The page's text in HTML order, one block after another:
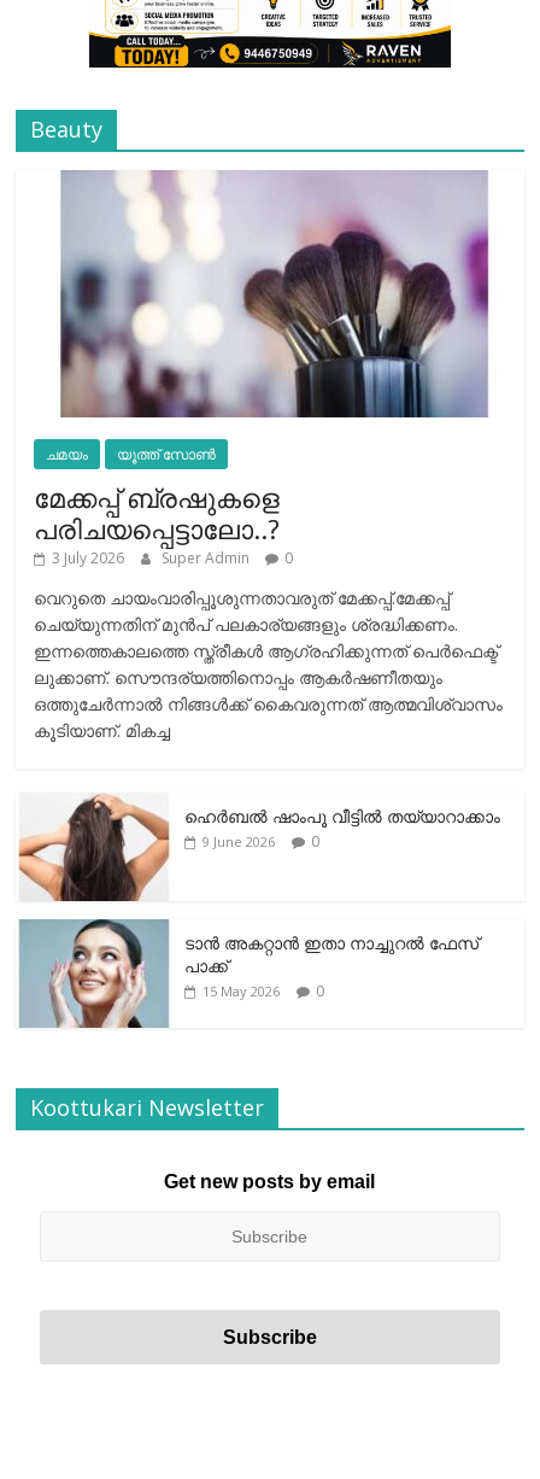
Beauty
ചമയം യൂത്ത് സോൺ
മേക്കപ്പ് ബ്രഷുകളെ
പരിചയപ്പെട്ടാലോ..?
3 July 2026 Super Admin 0
വെറുതെ ചായംവാരിപ്പൂശുന്നതാവരുത് മേക്കപ്പ്.മേക്കപ്പ്
ചെയ്യുന്നതിന് മുന്‍പ് പലകാര്യങ്ങളും ശ്രദ്ധിക്കണം.
ഇന്നത്തെകാലത്തെ സ്ത്രീകള്‍ ആഗ്രഹിക്കുന്നത് പെര്‍ഫെക്ട്
ലുക്കാണ്. സൌന്ദര്യത്തിനൊപ്പം ആകര്‍ഷണീതയും
ഒത്തുചേര്‍ന്നാല്‍ നിങ്ങള്‍ക്ക് കൈവരുന്നത് ആത്മവിശ്വാസം
കൂടിയാണ്. മികച്ച
ഹെര്‍ബല്‍ ഷാംപൂ വീട്ടില്‍ തയ്യാറാക്കാം
9 June 2026 0
ടാന്‍ അകറ്റാന്‍ ഇതാ നാച്ചുറല്‍ ഫേസ്
പാക്ക്
15 May 2026 0
Koottukari Newsletter
Get new posts by email